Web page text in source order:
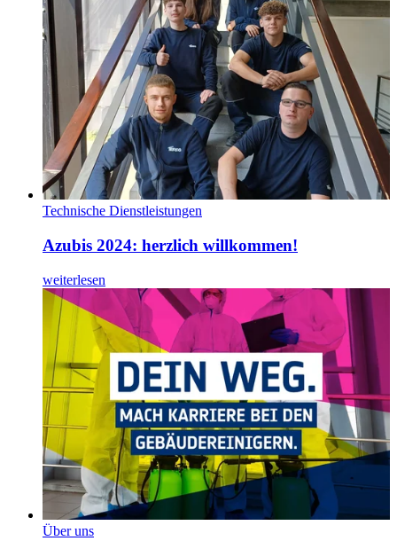
Technische Dienstleistungen
Azubis 2024: herzlich willkommen!
weiterlesen
Über uns